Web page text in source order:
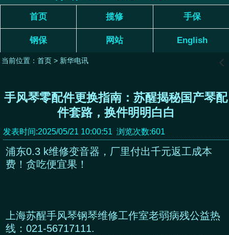
首页 揽修 手保
钢保 网站 English
当前位置： 首页> 新华电讯 󰊒
手风琴零配件更换指南：苏醒揭秘国产琴配
件套路，换件明明白白
发表时间:2025/05/21 10:00:51 浏览次数:601
浦东0.3 k维修变音器，厂里付出千元返工成本
费！贪吃便宜果！
上海苏醒手风琴钢琴维修工作室老弱病残公益热
线：021-56717111.